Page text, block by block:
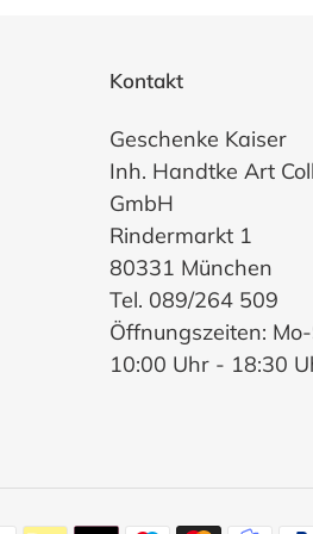
Kontakt
Geschenke Kaiser
Inh. Handtke Art
GmbH
Rindermarkt 1
80331 München
Tel. 089/264 509
Öffnungszeiten:
10:00 Uhr - 18:30